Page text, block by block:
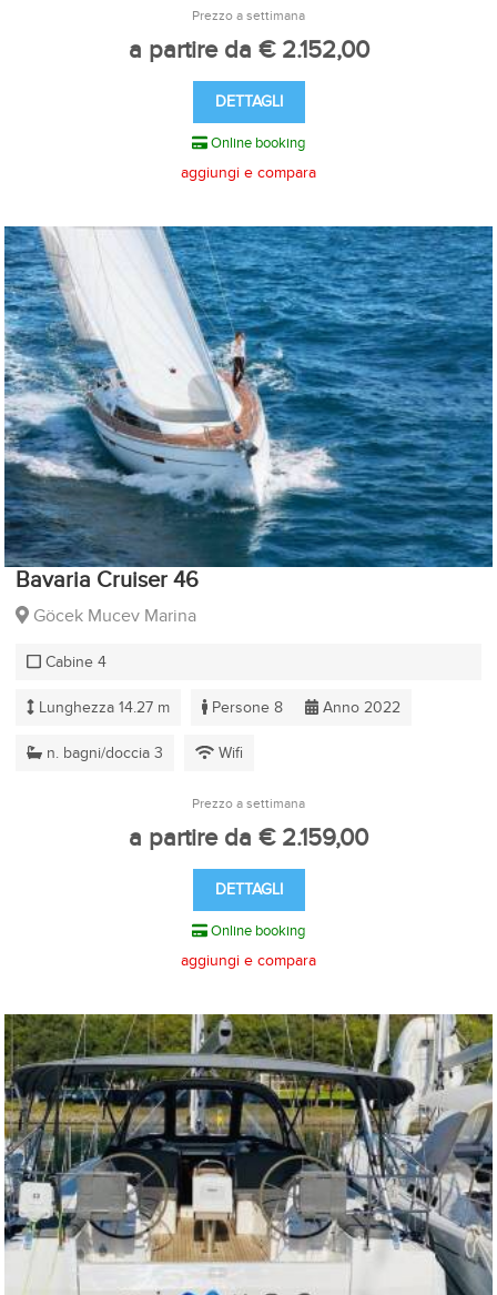
Prezzo a settimana
a partire da € 2.152,00
DETTAGLI
Online booking
aggiungi e compara
Bavaria Cruiser 46
Göcek Mucev Marina
Cabine 4
Lunghezza 14.27 m Persone 8 Anno 2022
n. bagni/doccia 3 Wifi
Prezzo a settimana
a partire da € 2.159,00
DETTAGLI
Online booking
aggiungi e compara